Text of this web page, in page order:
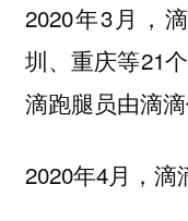
2020年3月，
圳、重庆等21
滴跑腿员由滴滴
2020年4月，滴